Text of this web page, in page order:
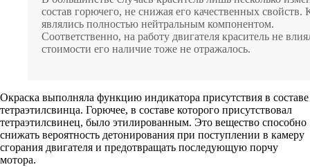
состав горючего, не снижая его качественных свойств.
являлись полностью нейтральным компонентом.
Соответственно, на работу двигателя краситель не
стоимости его наличие тоже не отражалось.
Окраска выполняла функцию индикатора присутствия в составе
тетраэтилсвинца. Горючее, в составе которого присутствовал
тетраэтилсвинец, было этилированным. Это вещество способно
снижать вероятность детонирования при поступлении в камеру
сгорания двигателя и предотвращать последующую порчу
мотора.